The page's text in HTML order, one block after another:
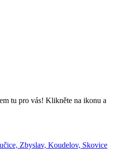
tu pro vás! Klikněte na ikonu a
Zbyslav, Koudelov, Skovice